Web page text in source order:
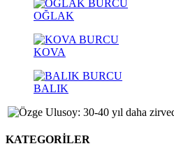
OĞLAK
KOVA
BALIK
KATEGORİLER